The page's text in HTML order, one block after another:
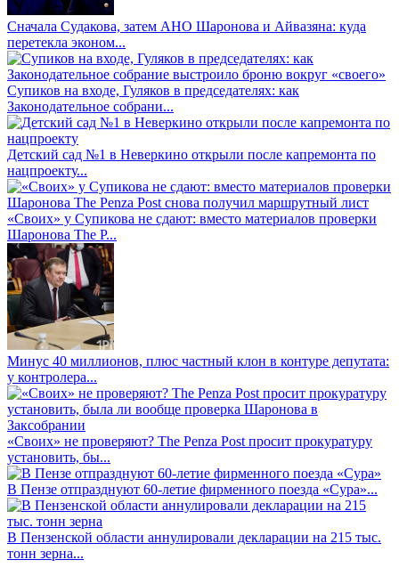
Сначала Судакова, затем АНО Шаронова и Айвазяна: куда
перетекла эконом...
Супиков на входе, Гуляков в председателях: как
Законодательное собрани...
Детский сад №1 в Неверкино открыли после капремонта по
нацпроекту...
«Своих» у Супикова не сдают: вместо материалов проверки
Шаронова The P...
Минус 40 миллионов, плюс частный клон в контуре депутата:
у контролера...
«Своих» не проверяют? The Penza Post просит прокуратуру
установить, бы...
В Пензе отпразднуют 60-летие фирменного поезда «Сура»...
В Пензенской области аннулировали декларации на 215 тыс.
тонн зерна...